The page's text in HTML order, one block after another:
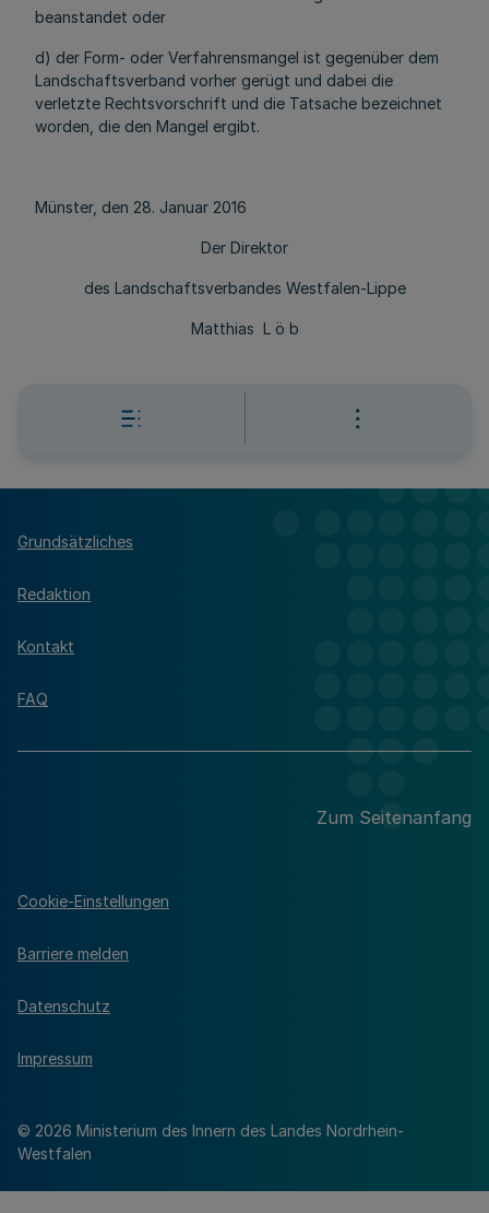
beanstandet oder
d) der Form- oder Verfahrensmangel ist gegenüber dem
Landschaftsverband vorher gerügt und dabei die
verletzte Rechtsvorschrift und die Tatsache bezeichnet
worden, die den Mangel ergibt.
Münster, den 28. Januar 2016
Der Direktor
des Landschaftsverbandes Westfalen-Lippe
Matthias L ö b
Grundsätzliches
Redaktion
Kontakt
FAQ
Zum Seitenanfang
© 2026 Ministerium des Innern des Landes Nordrhein-
Westfalen
Cookie-Einstellungen
Barriere melden
Datenschutz
Impressum